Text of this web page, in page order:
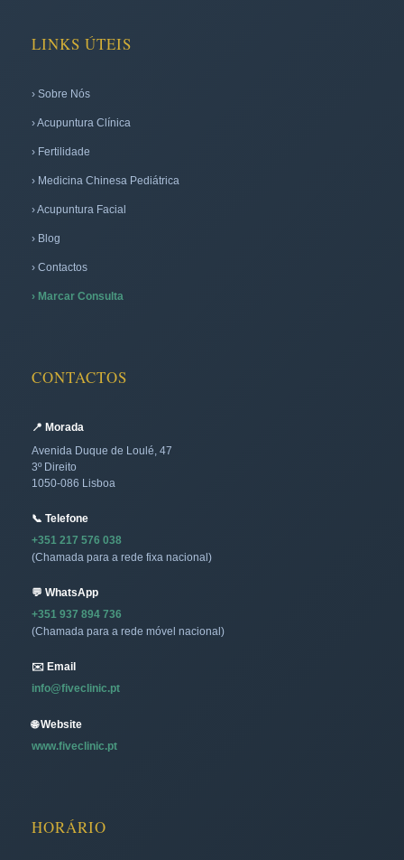
LINKS ÚTEIS
› Sobre Nós
› Acupuntura Clínica
› Fertilidade
› Medicina Chinesa Pediátrica
› Acupuntura Facial
› Blog
› Contactos
› Marcar Consulta
CONTACTOS
📍 Morada
Avenida Duque de Loulé, 47
3º Direito
1050-086 Lisboa
📞 Telefone
+351 217 576 038
(Chamada para a rede fixa nacional)
💬 WhatsApp
+351 937 894 736
(Chamada para a rede móvel nacional)
✉️ Email
info@fiveclinic.pt
🌐 Website
www.fiveclinic.pt
HORÁRIO